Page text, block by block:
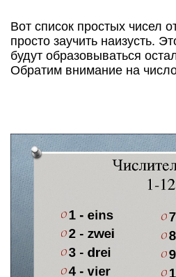
Вот список простых чисел
просто заучить наизусть.
будут образовываться
Обратим внимание на